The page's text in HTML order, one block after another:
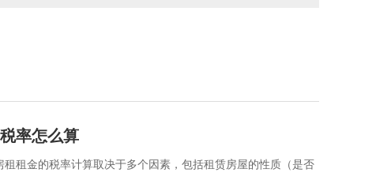
率怎么算
租金的税率计算取决于多个因素，包括租赁房屋的性质（是否